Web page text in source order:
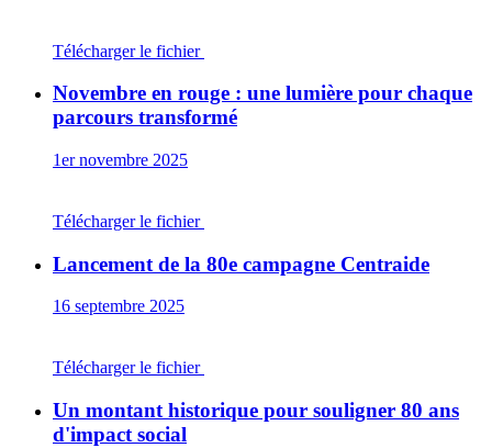
Télécharger le fichier
Novembre en rouge : une lumière pour chaque
parcours transformé
1er novembre 2025
Télécharger le fichier
Lancement de la 80e campagne Centraide
16 septembre 2025
Télécharger le fichier
Un montant historique pour souligner 80 ans
d'impact social